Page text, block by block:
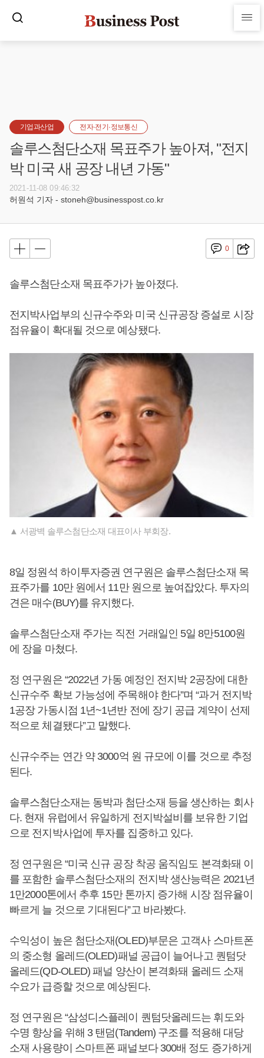
기업과산업 전자·전기·정보통신
솔루스첨단소재 목표주가 높아져, "전지
박 미국 새 공장 내년 가동"
2021-11-08 09:46:32
허원석 기자 - stoneh@businesspost.co.kr
0
솔루스첨단소재 목표주가가 높아졌다.
전지박사업부의 신규수주와 미국 신규공장 증설로 시장
점유율이 확대될 것으로 예상됐다.
▲ 서광벽 솔루스첨단소재 대표이사 부회장.
8일 정원석 하이투자증권 연구원은 솔루스첨단소재 목
표주가를 10만 원에서 11만 원으로 높여잡았다. 투자의
견은 매수(BUY)를 유지했다.
솔루스첨단소재 주가는 직전 거래일인 5일 8만5100원
에 장을 마쳤다.
정 연구원은 “2022년 가동 예정인 전지박 2공장에 대한
신규수주 확보 가능성에 주목해야 한다”며 “과거 전지박
1공장 가동시점 1년~1년반 전에 장기 공급 계약이 선제
적으로 체결됐다”고 말했다.
신규수주는 연간 약 3000억 원 규모에 이를 것으로 추정
된다.
솔루스첨단소재는 동박과 첨단소재 등을 생산하는 회사
다. 현재 유럽에서 유일하게 전지박설비를 보유한 기업
으로 전지박사업에 투자를 집중하고 있다.
정 연구원은 “미국 신규 공장 착공 움직임도 본격화돼 이
를 포함한 솔루스첨단소재의 전지박 생산능력은 2021년
1만2000톤에서 추후 15만 톤까지 증가해 시장 점유율이
빠르게 늘 것으로 기대된다”고 바라봤다.
수익성이 높은 첨단소재(OLED)부문은 고객사 스마트폰
의 중소형 올레드(OLED)패널 공급이 늘어나고 퀀텀닷
올레드(QD-OLED) 패널 양산이 본격화돼 올레드 소재
수요가 급증할 것으로 예상된다.
정 연구원은 “삼성디스플레이 퀀텀닷올레드는 휘도와
수명 향상을 위해 3 탠덤(Tandem) 구조를 적용해 대당
소재 사용량이 스마트폰 패널보다 300배 정도 증가하게